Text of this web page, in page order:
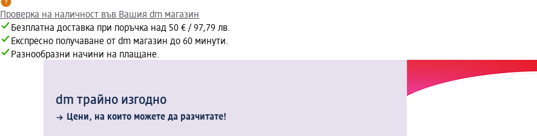
Проверка на наличност във Вашия dm магазин
Безплатна доставка при поръчка над 50 € / 97,79 лв.
Експресно получаване от dm магазин до 60 минути.
Разнообразни начини на плащане.
dm трайно изгодно
Цени, на които можете да разчитате!